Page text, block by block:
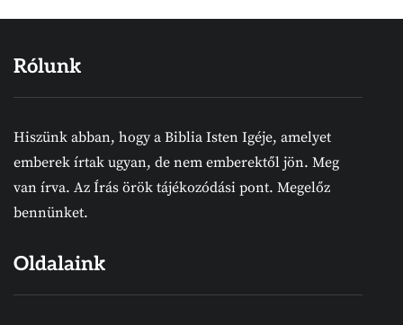
Rólunk
Hiszünk abban, hogy a Biblia Isten Igéje, amelyet
emberek írtak ugyan, de nem emberektől jön. Meg
van írva. Az Írás örök tájékozódási pont. Megelőz
bennünket.
Oldalaink